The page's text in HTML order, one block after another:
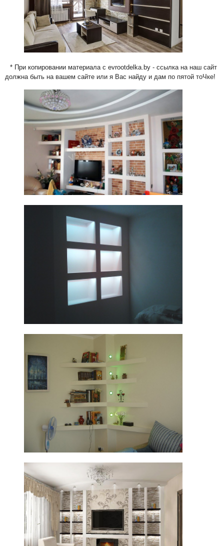
* При копировании материала с evrootdelka.by - ссылка на наш сайт
должна быть на вашем сайте или я Вас найду и дам по пятой тоЧке!